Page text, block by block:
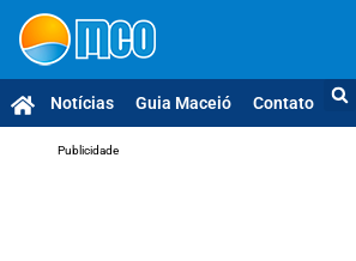
Notícias Guia Maceió Contato
Publicidade